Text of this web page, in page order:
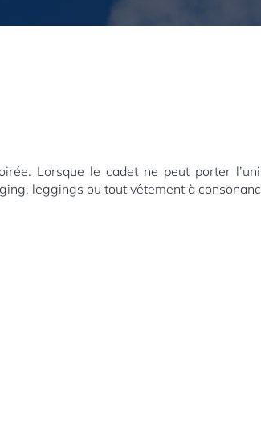
Lorsque le cadet ne peut porter
leggings ou tout vêtement à